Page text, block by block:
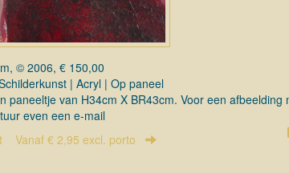
© 2006, € 150,00
| Acryl | Op paneel
van H34cm X BR43cm. Voor een afbeelding
even een e-mail
Vanaf € 2,95 excl. porto